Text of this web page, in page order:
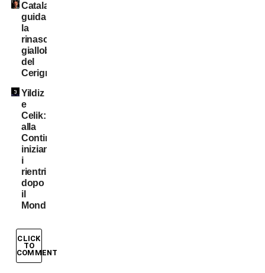
Catalano
guida
la
rinascita
gialloblù
del
Cerignola
Yildiz
e
Celik:
alla
Continassa
iniziano
i
rientri
dopo
il
Mondiale
CLICK
TO
COMMENT